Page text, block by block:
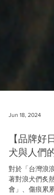
Jun 18, 2024
【品牌好
犬與人們